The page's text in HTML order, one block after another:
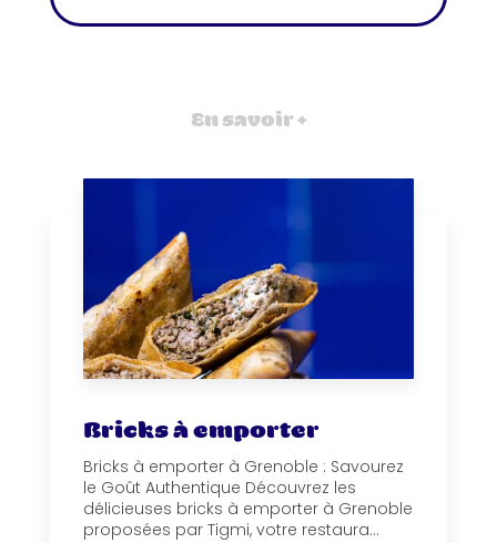
En savoir +
Bricks à emporter
Bricks à emporter à Grenoble : Savourez
le Goût Authentique Découvrez les
délicieuses bricks à emporter à Grenoble
proposées par Tigmi, votre restaura...